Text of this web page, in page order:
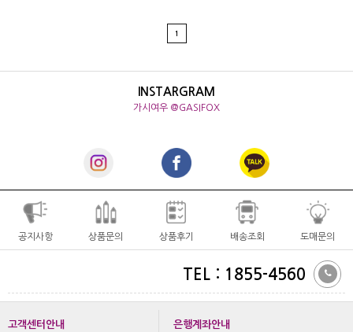
1
INSTARGRAM
가시여우 @GASIFOX
공지사항 상품문의 상품후기 배송조회 도매문의
TEL : 1855-4560
고객센터안내 은행계좌안내